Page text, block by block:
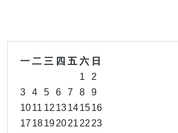
一 二 三 四 五 六 日
1
2
3
4 5 6 7 8
9
1011 12 13141516
17 18192021 22 23